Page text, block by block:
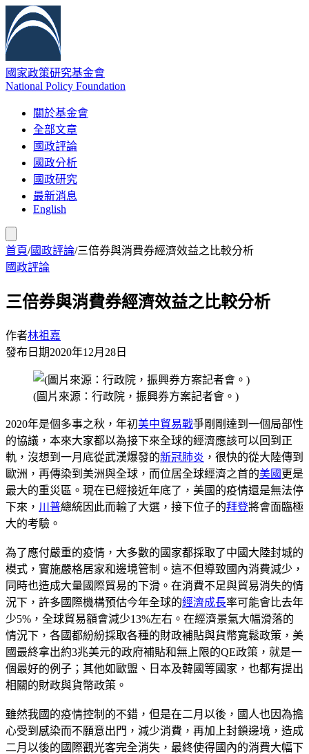
國家政策研究基金會
National Policy Foundation
關於基金會
全部文章
國政評論
國政分析
國政研究
最新消息
English
首頁/國政評論/三倍券與消費券經濟效益之比較分析
國政評論
三倍券與消費券經濟效益之比較分析
作者林祖嘉
發布日期2020年12月28日
(圖片來源：行政院，振興券方案記者會。)
2020年是個多事之秋，年初美中貿易戰爭剛剛達到一個局部性
的協議，本來大家都以為接下來全球的經濟應該可以回到正
軌，沒想到一月底從武漢爆發的新冠肺炎 ，很快的從大陸傳到
歐洲，再傳染到美洲與全球，而位居全球經濟之首的美國 更是
最大的重災區。現在已經接近年底了，美國的疫情還是無法停
下來， 川普總統因此而輸了大選，接下位子的拜登將會面臨極
大的考驗。
為了應付嚴重的疫情，大多數的國家都採取了中國大陸封城的
模式，實施嚴格居家和邊境管制。這不但導致國內消費減少，
同時也造成大量國際貿易的下滑。在消費不足與貿易消失的情
況下，許多國際機構預估今年全球的經濟成長率可能會比去年
少5%，全球貿易額會減少13%左右。在經濟景氣大幅滑落的
情況下，各國都紛紛採取各種的財政補貼與貨幣寬鬆政策，美
國最終拿出約3兆美元的政府補貼和無上限的QE政策，就是一
個最好的例子；其他如歐盟、日本及韓國等國家，也都有提出
相關的財政與貨幣政策。
雖然我國的疫情控制的不錯，但是在二月以後，國人也因為擔
心受到感染而不願意出門，減少消費，再加上封鎖邊境，造成
二月以後的國際觀光客完全消失，最終使得國內的消費大幅下